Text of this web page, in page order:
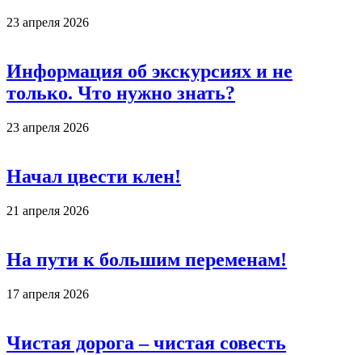
23 апреля 2026
Информация об экскурсиях и не
только. Что нужно знать?
23 апреля 2026
Начал цвести клен!
21 апреля 2026
На пути к большим переменам!
17 апреля 2026
Чистая дорога – чистая совесть